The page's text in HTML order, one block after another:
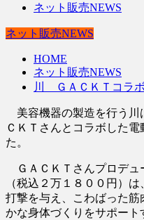
ネット販売NEWS
ネット販売NEWS
HOME
ネット販売NEWS
川 ＧＡＣＫＴコラ
美容機器の製造を行う川
ＣＫＴさんとコラボした
た。
ＧＡＣＫＴさんプロデュ
（税込２万１８００円）
打撃を与え、こわばった
かな身体づくりをサポー